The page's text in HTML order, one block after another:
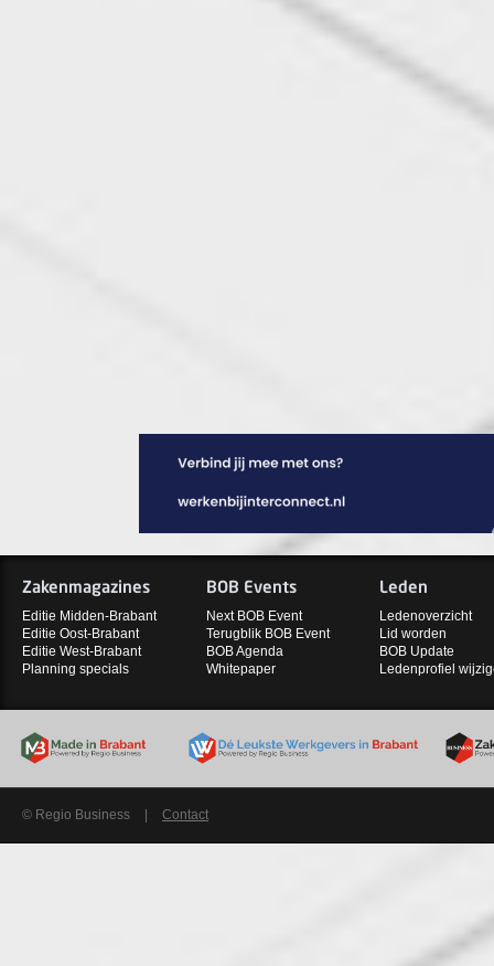
Zakenmagazines
Editie Midden-Brabant
Editie Oost-Brabant
Editie West-Brabant
Planning specials
BOB Events
Next BOB Event
Terugblik BOB Event
BOB Agenda
Whitepaper
Leden
Ledenoverzicht
Lid worden
BOB Update
Ledenprofiel
© Regio Business | Contact